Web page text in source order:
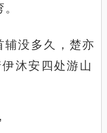
辅没多久，楚亦
沐安四处游山